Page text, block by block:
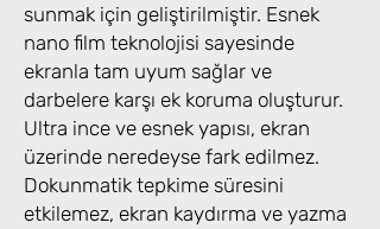
sunmak için geliştirilmiştir. Esnek
nano film teknolojisi sayesinde
ekranla tam uyum sağlar ve
darbelere karşı ek koruma oluşturur.
Ultra ince ve esnek yapısı, ekran
üzerinde neredeyse fark edilmez.
Dokunmatik tepkime süresini
etkilemez, ekran kaydırma ve yazma